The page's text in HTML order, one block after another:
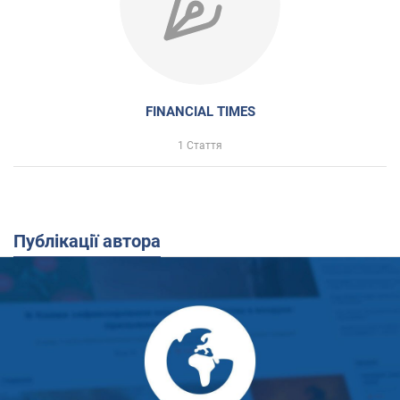
FINANCIAL TIMES
1 Стаття
Публікації автора